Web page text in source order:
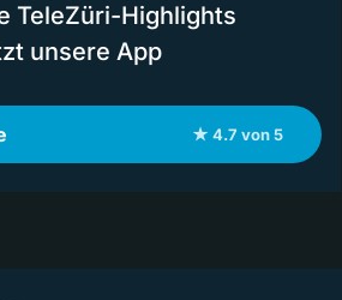
TeleZüri-Highlights
unsere App
★ 4.7 von 5